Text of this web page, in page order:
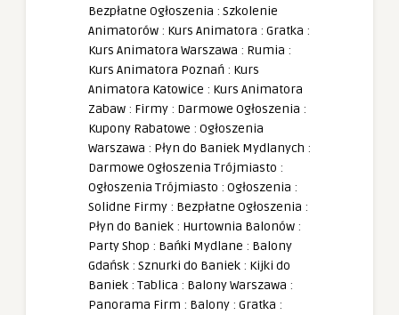
Bezpłatne Ogłoszenia : Szkolenie
Animatorów : Kurs Animatora : Gratka :
Kurs Animatora Warszawa : Rumia :
Kurs Animatora Poznań : Kurs
Animatora Katowice : Kurs Animatora
Zabaw : Firmy : Darmowe Ogłoszenia :
Kupony Rabatowe : Ogłoszenia
Warszawa : Płyn do Baniek Mydlanych :
Darmowe Ogłoszenia Trójmiasto :
Ogłoszenia Trójmiasto : Ogłoszenia :
Solidne Firmy : Bezpłatne Ogłoszenia :
Płyn do Baniek : Hurtownia Balonów :
Party Shop : Bańki Mydlane : Balony
Gdańsk : Sznurki do Baniek : Kijki do
Baniek : Tablica : Balony Warszawa :
Panorama Firm : Balony : Gratka :